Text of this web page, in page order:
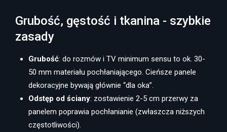
Grubość, gęstość i tkanina - szybkie
zasady
Grubość: do rozmów i TV minimum sensu to ok. 30-
50 mm materiału pochłaniającego. Cieńsze panele
dekoracyjne bywają głównie “dla oka”.
Odstęp od ściany: zostawienie 2-5 cm przerwy za
panelem poprawia pochłanianie (zwłaszcza niższych
częstotliwości).